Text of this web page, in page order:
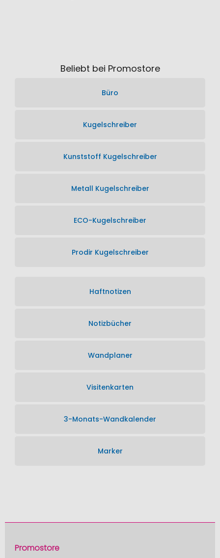
Beliebt bei Promostore
Büro
Kugelschreiber
Kunststoff Kugelschreiber
Metall Kugelschreiber
ECO-Kugelschreiber
Prodir Kugelschreiber
Haftnotizen
Notizbücher
Wandplaner
Visitenkarten
3-Monats-Wandkalender
Marker
Promostore